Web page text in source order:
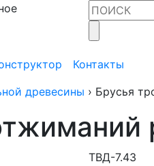
Контакты
древесины › Брусья
ТВД-7.43